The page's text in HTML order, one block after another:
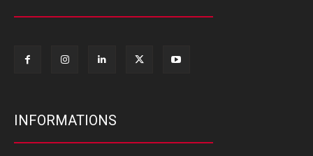
INFORMATIONS